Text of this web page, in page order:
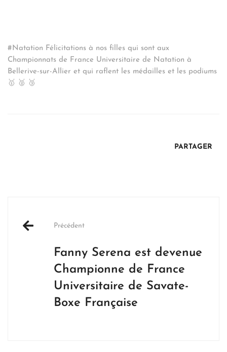
#Natation Félicitations à nos filles qui sont aux
Championnats de France Universitaire de Natation à
Bellerive-sur-Allier et qui raflent les médailles et les podiums
🥇 🥈 🥉
PARTAGER
navigation
Précédent
Fanny Serena est devenue
Championne de France
Universitaire de Savate-
Boxe Française